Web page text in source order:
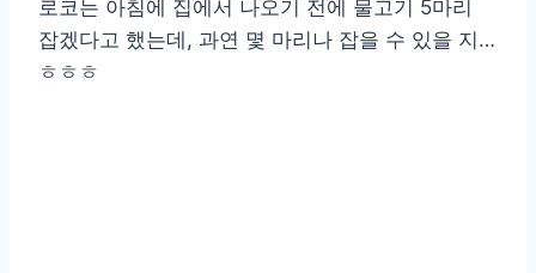
로코는 아침에 집에서 나오기 전에 물고기 5마리
잡겠다고 했는데, 과연 몇 마리나 잡을 수 있을 지…
ㅎㅎㅎ